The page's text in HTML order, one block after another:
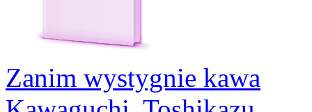
Zanim wystygnie kawa